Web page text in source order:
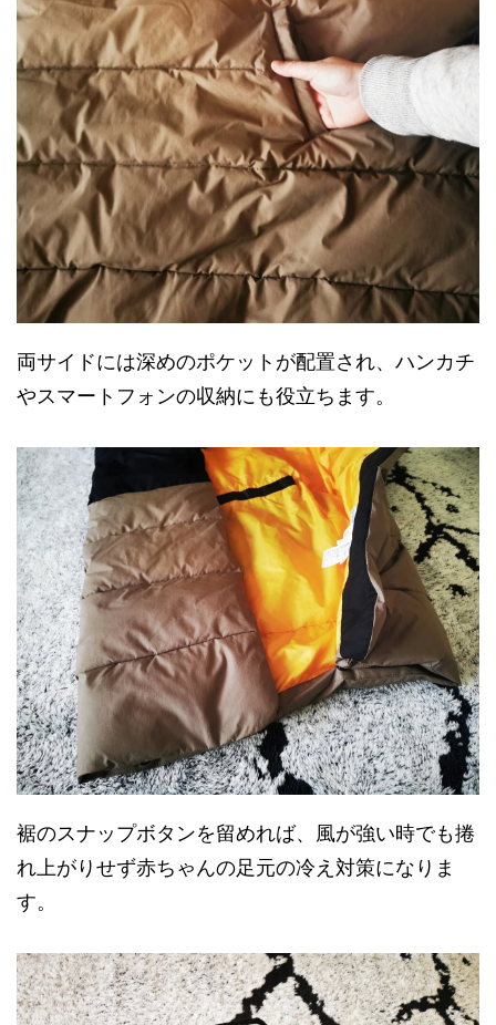
両サイドには深めのポケットが配置され、ハンカチ
やスマートフォンの収納にも役立ちます。
裾のスナップボタンを留めれば、風が強い時でも捲
れ上がりせず赤ちゃんの足元の冷え対策になりま
す。